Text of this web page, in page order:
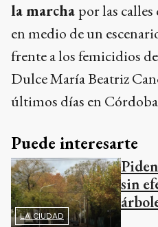
la marcha por las
en medio de un
frente a los femicidios
Dulce María Beatriz
últimos días en
Puede interesarte
LA CIUDAD
sin